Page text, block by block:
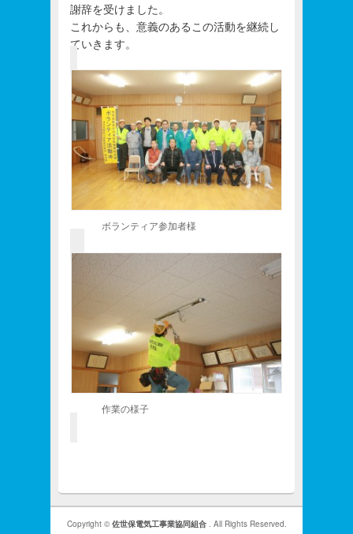
謝辞を受けました。
これからも、意義のあるこの活動を継続し
ていきます。
ボランティア参加者様
作業の様子
Copyright © 佐世保電気工事業協同組合 . All Rights Reserved.